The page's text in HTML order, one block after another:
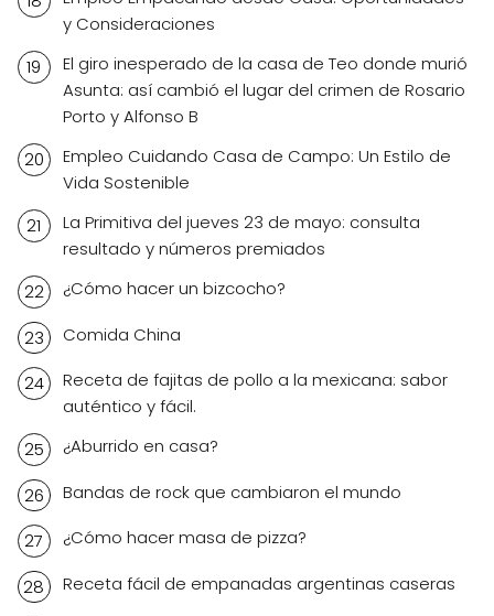
y Consideraciones
El giro inesperado de la casa de Teo donde murió
Asunta: así cambió el lugar del crimen de Rosario
Porto y Alfonso B
Empleo Cuidando Casa de Campo: Un Estilo de
Vida Sostenible
La Primitiva del jueves 23 de mayo: consulta
resultado y números premiados
¿Cómo hacer un bizcocho?
Comida China
Receta de fajitas de pollo a la mexicana: sabor
auténtico y fácil.
¿Aburrido en casa?
Bandas de rock que cambiaron el mundo
¿Cómo hacer masa de pizza?
Receta fácil de empanadas argentinas caseras